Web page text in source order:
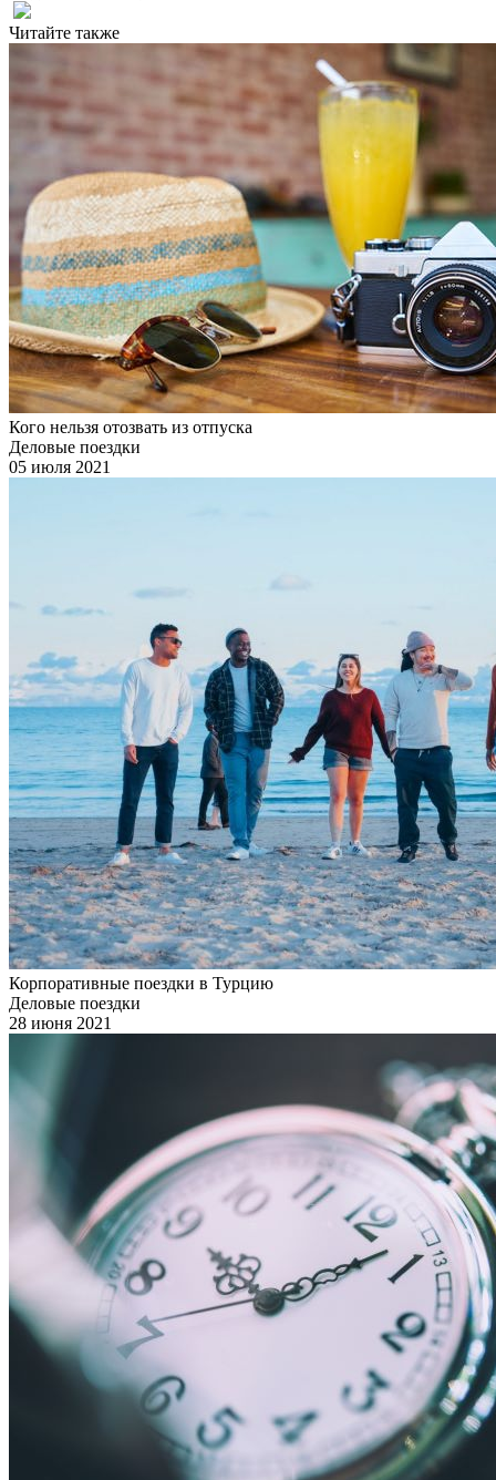
Читайте также
Кого нельзя отозвать из отпуска
Деловые поездки
05 июля 2021
Корпоративные поездки в Турцию
Деловые поездки
28 июня 2021